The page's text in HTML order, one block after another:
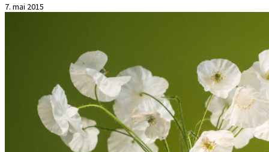
7. mai 2015